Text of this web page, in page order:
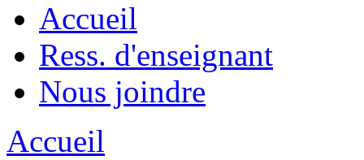
Accueil
Ress. d'enseignant
Nous joindre
Accueil